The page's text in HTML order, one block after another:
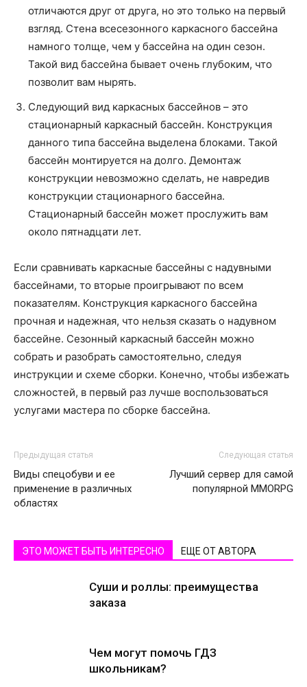
отличаются друг от друга, но это только на первый
взгляд. Стена всесезонного каркасного бассейна
намного толще, чем у бассейна на один сезон.
Такой вид бассейна бывает очень глубоким, что
позволит вам нырять.
Следующий вид каркасных бассейнов – это
стационарный каркасный бассейн. Конструкция
данного типа бассейна выделена блоками. Такой
бассейн монтируется на долго. Демонтаж
конструкции невозможно сделать, не навредив
конструкции стационарного бассейна.
Стационарный бассейн может прослужить вам
около пятнадцати лет.
Если сравнивать каркасные бассейны с надувными
бассейнами, то вторые проигрывают по всем
показателям. Конструкция каркасного бассейна
прочная и надежная, что нельзя сказать о надувном
бассейне. Сезонный каркасный бассейн можно
собрать и разобрать самостоятельно, следуя
инструкции и схеме сборки. Конечно, чтобы избежать
сложностей, в первый раз лучше воспользоваться
услугами мастера по сборке бассейна.
Предыдущая статья
Виды спецобуви и ее
применение в различных
областях
Следующая статья
Лучший сервер для самой
популярной MMORPG
ЭТО МОЖЕТ БЫТЬ ИНТЕРЕСНО ЕЩЕ ОТ АВТОРА
Суши и роллы: преимущества
заказа
Чем могут помочь ГДЗ
школьникам?